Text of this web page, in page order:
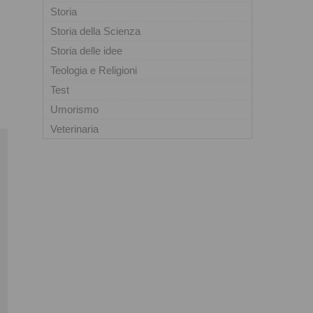
Storia
Storia della Scienza
Storia delle idee
Teologia e Religioni
Test
Umorismo
Veterinaria